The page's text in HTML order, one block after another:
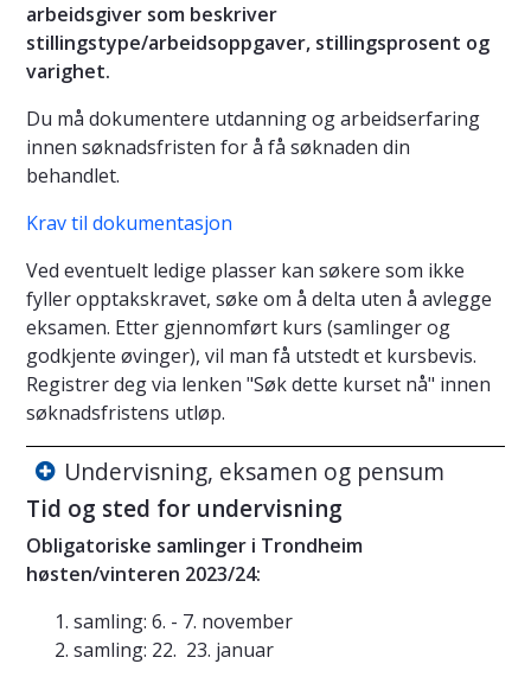
arbeidsgiver som beskriver
stillingstype/arbeidsoppgaver, stillingsprosent og
varighet.
Du må dokumentere utdanning og arbeidserfaring
innen søknadsfristen for å få søknaden din
behandlet.
Krav til dokumentasjon
Ved eventuelt ledige plasser kan søkere som ikke
fyller opptakskravet, søke om å delta uten å avlegge
eksamen. Etter gjennomført kurs (samlinger og
godkjente øvinger), vil man få utstedt et kursbevis.
Registrer deg via lenken "Søk dette kurset nå" innen
søknadsfristens utløp.
Undervisning, eksamen og pensum
Tid og sted for undervisning
Obligatoriske samlinger i Trondheim
høsten/vinteren 2023/24:
samling: 6. - 7. november
samling: 22. 23. januar